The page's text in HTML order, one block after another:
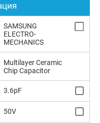
SAMSUNG
ELECTRO-
MECHANICS
Multilayer Ceramic
Chip Capacitor
3.6pF
50V